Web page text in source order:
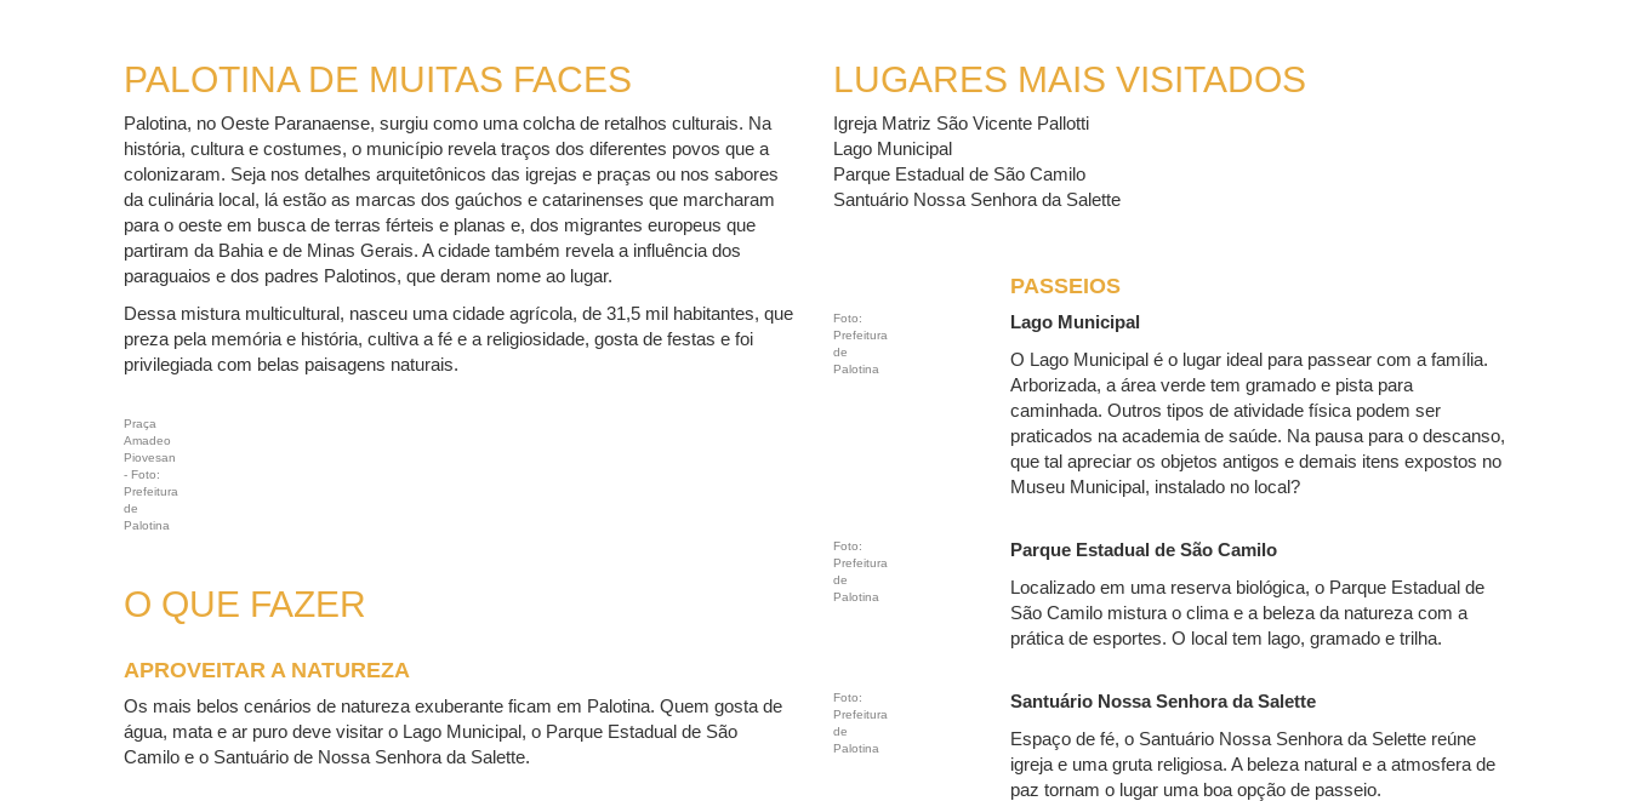
PALOTINA DE MUITAS FACES
Palotina, no Oeste Paranaense, surgiu como uma colcha de retalhos culturais. Na
história, cultura e costumes, o município revela traços dos diferentes povos que a
colonizaram. Seja nos detalhes arquitetônicos das igrejas e praças ou nos sabores
da culinária local, lá estão as marcas dos gaúchos e catarinenses que marcharam
para o oeste em busca de terras férteis e planas e, dos migrantes europeus que
partiram da Bahia e de Minas Gerais. A cidade também revela a influência dos
paraguaios e dos padres Palotinos, que deram nome ao lugar.
Dessa mistura multicultural, nasceu uma cidade agrícola, de 31,5 mil habitantes, que
preza pela memória e história, cultiva a fé e a religiosidade, gosta de festas e foi
privilegiada com belas paisagens naturais.
Praça
Amadeo
Piovesan
- Foto:
Prefeitura
de
Palotina
O QUE FAZER
APROVEITAR A NATUREZA
Os mais belos cenários de natureza exuberante ficam em Palotina. Quem gosta de
água, mata e ar puro deve visitar o Lago Municipal, o Parque Estadual de São
Camilo e o Santuário de Nossa Senhora da Salette.
LUGARES MAIS VISITADOS
Igreja Matriz São Vicente Pallotti
Lago Municipal
Parque Estadual de São Camilo
Santuário Nossa Senhora da Salette
PASSEIOS
Foto:
Prefeitura
de
Palotina
Lago Municipal
O Lago Municipal é o lugar ideal para passear com a família.
Arborizada, a área verde tem gramado e pista para
caminhada. Outros tipos de atividade física podem ser
praticados na academia de saúde. Na pausa para o descanso,
que tal apreciar os objetos antigos e demais itens expostos no
Museu Municipal, instalado no local?
Foto:
Prefeitura
de
Palotina
Parque Estadual de São Camilo
Localizado em uma reserva biológica, o Parque Estadual de
São Camilo mistura o clima e a beleza da natureza com a
prática de esportes. O local tem lago, gramado e trilha.
Foto:
Prefeitura
de
Palotina
Santuário Nossa Senhora da Salette
Espaço de fé, o Santuário Nossa Senhora da Selette reúne
igreja e uma gruta religiosa. A beleza natural e a atmosfera de
paz tornam o lugar uma boa opção de passeio.